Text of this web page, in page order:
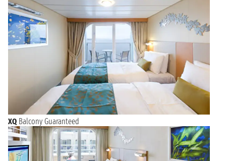
XQ Balcony Guaranteed